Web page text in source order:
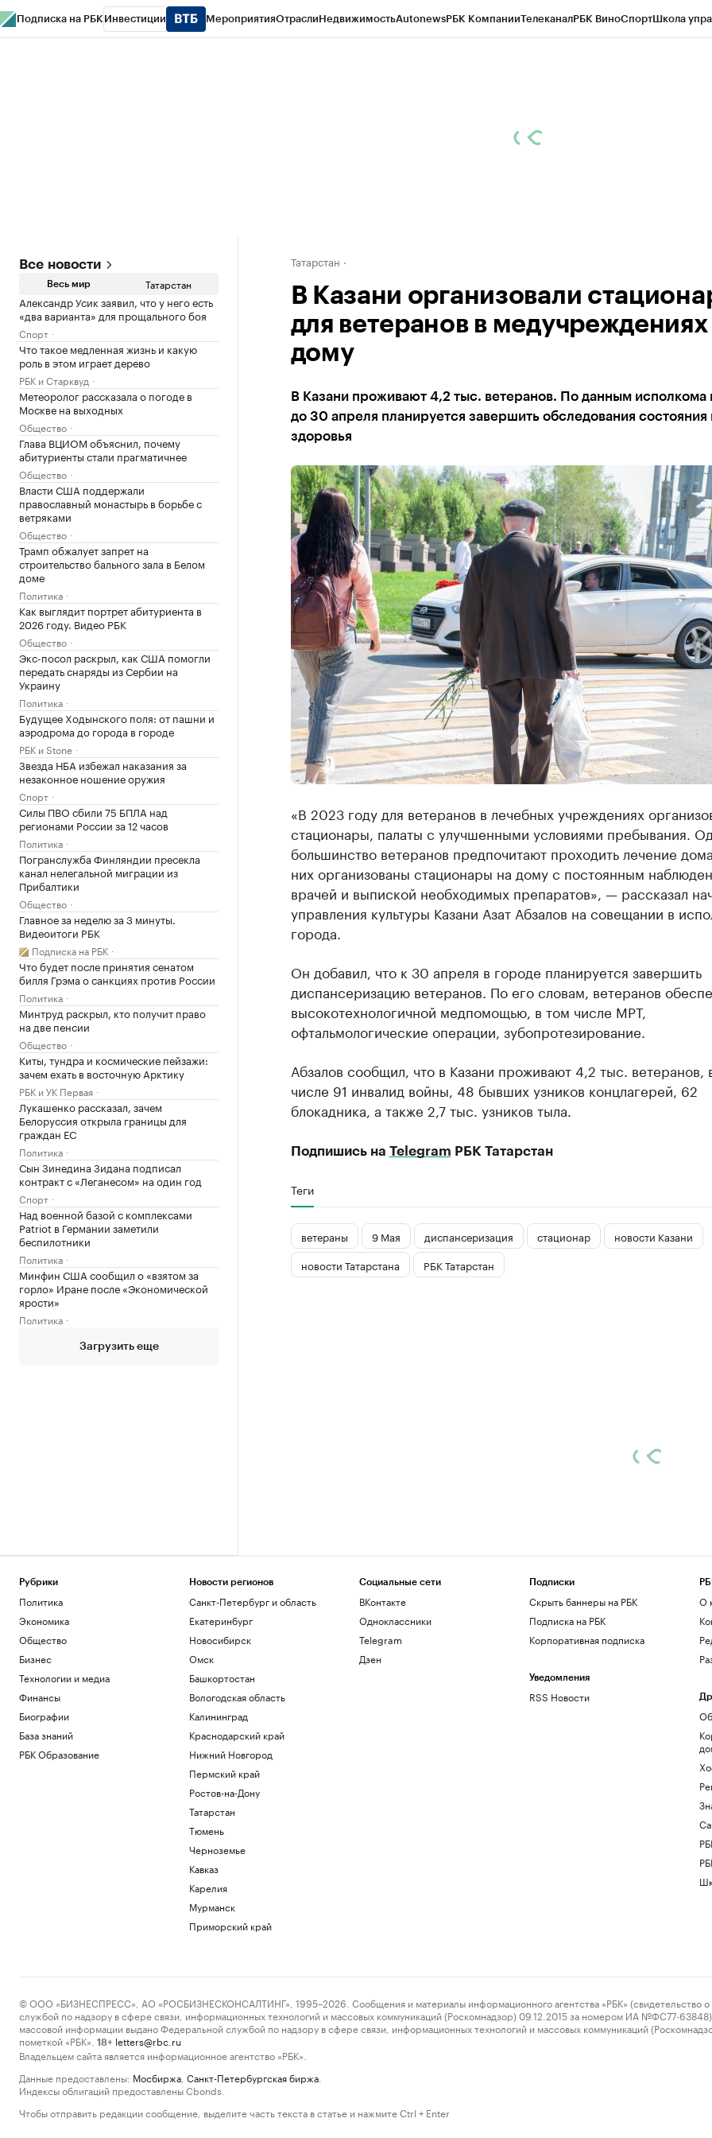
Подписка на РБК Инвестиции МероприятияОтраслиНедвижимостьAutonewsРБК КомпанииТелеканалРБК ВиноСпортШкола
Все новости
Весь мир Татарстан
Александр Усик заявил, что у него есть
«два варианта» для прощального боя
Спорт
Что такое медленная жизнь и какую
роль в этом играет дерево
РБК и Старквуд
Метеоролог рассказала о погоде в
Москве на выходных
Общество
Глава ВЦИОМ объяснил, почему
абитуриенты стали прагматичнее
Общество
Власти США поддержали
православный монастырь в борьбе с
ветряками
Общество
Трамп обжалует запрет на
строительство бального зала в Белом
доме
Политика
Как выглядит портрет абитуриента в
2026 году. Видео РБК
Общество
Экс-посол раскрыл, как США помогли
передать снаряды из Сербии на
Украину
Политика
Будущее Ходынского поля: от пашни и
аэродрома до города в городе
РБК и Stone
Звезда НБА избежал наказания за
незаконное ношение оружия
Спорт
Силы ПВО сбили 75 БПЛА над
регионами России за 12 часов
Политика
Погранслужба Финляндии пресекла
канал нелегальной миграции из
Прибалтики
Общество
Главное за неделю за 3 минуты.
Видеоитоги РБК
Подписка на РБК
Что будет после принятия сенатом
билля Грэма о санкциях против России
Политика
Минтруд раскрыл, кто получит право
на две пенсии
Общество
Киты, тундра и космические пейзажи:
зачем ехать в восточную Арктику
РБК и УК Первая
Лукашенко рассказал, зачем
Белоруссия открыла границы для
граждан ЕС
Политика
Сын Зинедина Зидана подписал
контракт с «Леганесом» на один год
Спорт
Над военной базой с комплексами
Patriot в Германии заметили
беспилотники
Политика
Минфин США сообщил о «взятом за
горло» Иране после «Экономической
ярости»
Политика
Загрузить еще
Татарстан
В Казани организовали
для ветеранов в медучреждениях
дому
В Казани проживают 4,2 тыс. ветеранов. По данным исполкома
до 30 апреля планируется завершить обследования состояния
здоровья
«В 2023 году для ветеранов в лечебных учреждениях
стационары, палаты с улучшенными условиями пребывания.
большинство ветеранов предпочитают проходить лечение
них организованы стационары на дому с постоянным
врачей и выпиской необходимых препаратов», — рассказал
управления культуры Казани Азат Абзалов на совещании в
города.
Он добавил, что к 30 апреля в городе планируется завершить
диспансеризацию ветеранов. По его словам, ветеранов
высокотехнологичной медпомощью, в том числе МРТ,
офтальмологические операции, зубопротезирование.
Абзалов сообщил, что в Казани проживают 4,2 тыс. ветеранов,
числе 91 инвалид войны, 48 бывших узников концлагерей, 62
блокадника, а также 2,7 тыс. узников тыла.
Подпишись на Telegram РБК Татарстан
Теги
ветераны 9 Мая диспансеризация стационар
новости Казани
новости Татарстана
РБК Татарстан
Рубрики
Политика
Экономика
Общество
Бизнес
Технологии и медиа
Финансы
Биографии
База знаний
РБК Образование
Новости регионов
Санкт-Петербург и область
Екатеринбург
Новосибирск
Омск
Башкортостан
Вологодская область
Калининград
Краснодарский край
Нижний Новгород
Пермский край
Ростов-на-Дону
Татарстан
Тюмень
Черноземье
Кавказ
Карелия
Мурманск
Приморский край
Социальные сети
ВКонтакте
Одноклассники
Telegram
Дзен
Подписки
Скрыть баннеры на РБК
Подписка на РБК
Корпоративная подписка
Уведомления
RSS Новости
О
© ООО «БИЗНЕСПРЕСС», АО «РОСБИЗНЕСКОНСАЛТИНГ», 1995–2026. Сообщения и материалы информационного агентства «РБК» (свидетельство о
службой по надзору в сфере связи, информационных технологий и массовых коммуникаций (Роскомнадзор) 09.12.2015 за номером ИА №ФС77-63848)
массовой информации выдано Федеральной службой по надзору в сфере связи, информационных технологий и массовых коммуникаций
пометкой «РБК».
18+ letters@rbc.ru
Владельцем сайта является информационное агентство «РБК».
Данные предоставлены: Мосбиржа Санкт-Петербургская биржа
Индексы облигаций предоставлены Cbonds.
Чтобы отправить редакции сообщение, выделите часть текста в статье и нажмите Ctrl + Enter